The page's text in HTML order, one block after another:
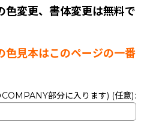
色変更、書体変更は無料で
色見本はこのページの一番
部分に入ります) (任意):